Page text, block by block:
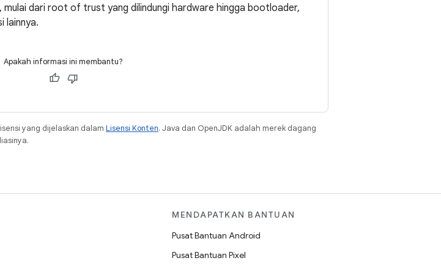
mulai dari root of trust yang dilindungi hardware hingga bootloader,
lainnya.
Apakah informasi ini membantu?
yang dijelaskan dalam Lisensi Konten. Java dan OpenJDK adalah merek dagang
MENDAPATKAN BANTUAN
Pusat Bantuan Android
Pusat Bantuan Pixel